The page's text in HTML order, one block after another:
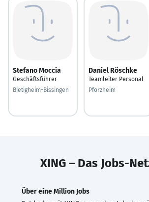
Stefano Moccia
Geschäftsführer
Bietigheim-Bissingen
Daniel Röschke
Teamleiter Personal
Pforzheim
XING – Das Jobs-
Über eine Million Jobs